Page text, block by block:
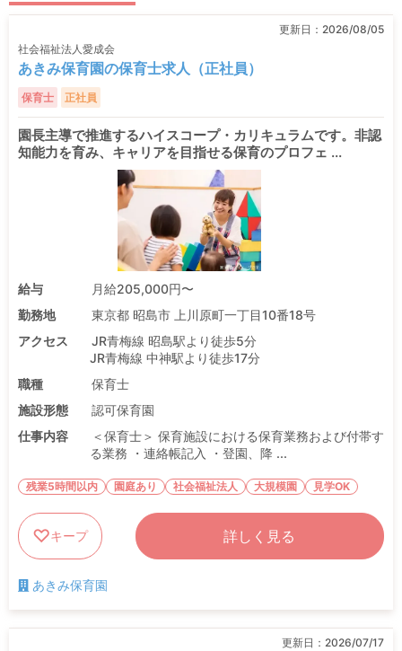
更新日： 2026/08/05
社会福祉法人愛成会
あきみ保育園の保育士求人（正社員）
保育士 正社員
園長主導で推進するハイスコープ・カリキュラムです。非認
知能力を育み、キャリアを目指せる保育のプロフェ ...
給与
月給205,000円〜
勤務地
東京都 昭島市 上川原町一丁目10番18号
アクセス
JR青梅線 昭島駅より徒歩5分
JR青梅線 中神駅より徒歩17分
職種
保育士
施設形態
認可保育園
仕事内容
＜保育士＞ 保育施設における保育業務および付帯す
る業務 ・連絡帳記入 ・登園、降 ...
残業5時間以内 園庭あり 社会福祉法人 大規模園 見学OK
キープ 詳しく見る
あきみ保育園
更新日： 2026/07/17